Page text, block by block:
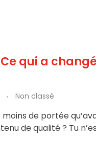
qui a
Non classé
de portée
de qualité ? Tu